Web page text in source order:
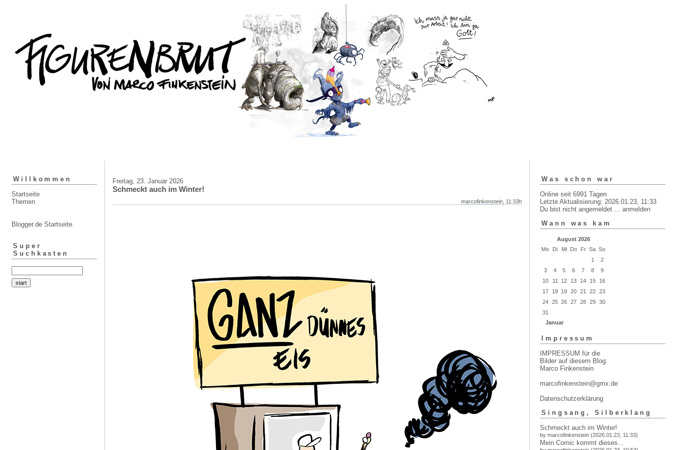
Willkommen
Startseite
Themen
Blogger.de Startseite
Super
Suchkasten
Freitag, 23. Januar 2026
Schmeckt auch im Winter!
marcofinkenstein , 11:33h
Was schon war
Online seit 6991 Tagen
Letzte Aktualisierung: 2026.01.23, 11:33
Du bist nicht angemeldet ... anmelden
Wann was kam
August 2026
Mo
Di Mi Do Fr Sa So
1
2
3
4 5 6 7 8
9
10
11 12 13 14 15
16
17
18 19 20 21 22
23
24
25 26 27 28 29
30
31
Januar
Impressum
IMPRESSUM für die
Bilder auf diesem Blog:
Marco Finkenstein
marcofinkenstein@gmx.de
Datenschutzerklärung
Singsang, Silberklang
Schmeckt auch im Winter!
by marcofinkenstein (2026.01.23, 11:33)
Mein Comic kommt dieses...